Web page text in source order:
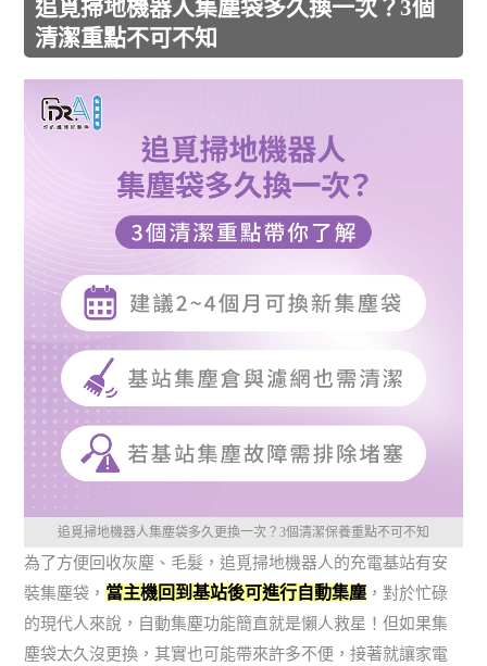
追覓掃地機器人集塵袋多久換一次？3個
清潔重點不可不知
追覓掃地機器人集塵袋多久更換一次？3個清潔保養重點不可不知
為了方便回收灰塵、毛髮，追覓掃地機器人的充電基站有安
裝集塵袋， 當主機回到基站後可進行自動集塵 ，對於忙碌
的現代人來說，自動集塵功能簡直就是懶人救星！但如果集
塵袋太久沒更換，其實也可能帶來許多不便，接著就讓家電